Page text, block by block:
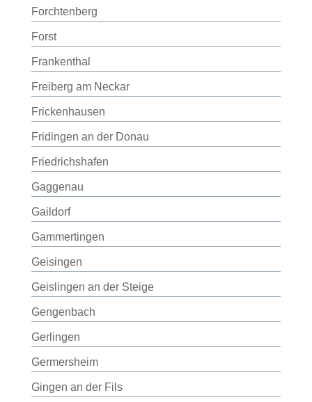
Forchtenberg
Forst
Frankenthal
Freiberg am Neckar
Frickenhausen
Fridingen an der Donau
Friedrichshafen
Gaggenau
Gaildorf
Gammertingen
Geisingen
Geislingen an der Steige
Gengenbach
Gerlingen
Germersheim
Gingen an der Fils